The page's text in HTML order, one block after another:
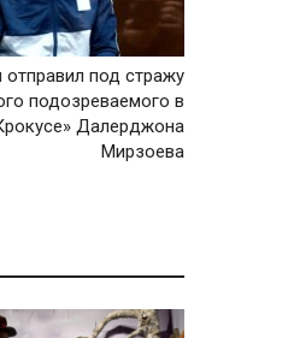
под стражу
подозреваемого в
Далерджона
Мирзоева